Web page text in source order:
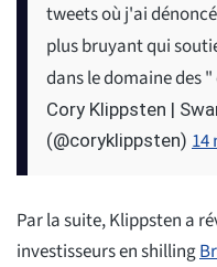
tweets où j'ai
plus bruyant qui
dans le domaine des
Cory Klippsten |
(@coryklippsten) 14
Par la suite, Klippsten a
investisseurs en shilling